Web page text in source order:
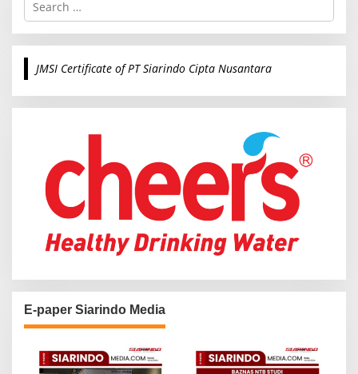
r
c
o
JMSI Certificate of PT Siarindo Cipta Nusantara
E-paper Siarindo Media